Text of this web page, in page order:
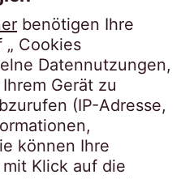
Folgen Sie uns auf